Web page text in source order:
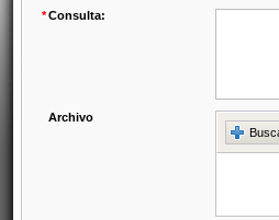
*Consulta:
Archivo